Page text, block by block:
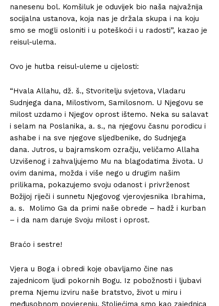
nanesenu bol. Komšiluk je oduvijek bio naša najvažnija
socijalna ustanova, koja nas je držala skupa i na koju
smo se mogli osloniti i u poteškoći i u radosti”, kazao je
reisul-ulema.
Ovo je hutba reisul-uleme u cijelosti:
“Hvala Allahu, dž. š., Stvoritelju svjetova, Vladaru
Sudnjega dana, Milostivom, Samilosnom. U Njegovu se
milost uzdamo i Njegov oprost ištemo. Neka su salavat
i selam na Poslanika, a. s., na njegovu časnu porodicu i
ashabe i na sve njegove sljedbenike, do Sudnjega
dana. Jutros, u bajramskom ozračju, veličamo Allaha
Uzvišenog i zahvaljujemo Mu na blagodatima života. U
ovim danima, možda i više nego u drugim našim
prilikama, pokazujemo svoju odanost i privrženost
Božijoj riječi i sunnetu Njegovog vjerovjesnika Ibrahima,
a. s. Molimo Ga da primi naše obrede – hadž i kurban
– i da nam daruje Svoju milost i oprost.
Braćo i sestre!
Vjera u Boga i obredi koje obavljamo čine nas
zajednicom ljudi pokornih Bogu. Iz pobožnosti i ljubavi
prema Njemu izviru naše bratstvo, život u miru i
međusobnom povjerenju. Stoljećima smo kao zajednica